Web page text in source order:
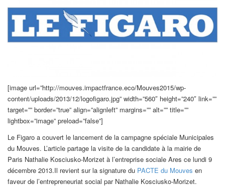
[image url=”http://mouves.impactfrance.eco/Mouves2015/wp-
content/uploads/2013/12/logofigaro.jpg” width=”560″ height=”240″ link=””
target=”” border=”true” align=”alignleft” margins=”” alt=”” title=””
lightbox=”image” preload=”false”]
Le Figaro a couvert le lancement de la campagne spéciale Municipales
du Mouves. L’article partage la visite de la candidate à la mairie de
Paris Nathalie Kosciusko-Morizet à l’entreprise sociale Ares ce lundi 9
décembre 2013.Il revient sur la signature du PACTE du Mouves en
faveur de l’entrepreneuriat social par Nathalie Kosciusko-Morizet.